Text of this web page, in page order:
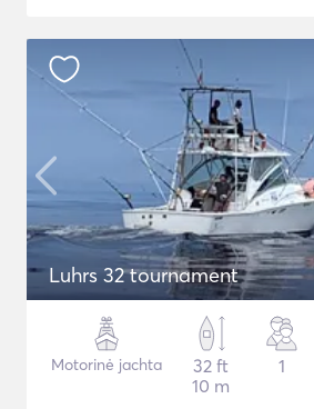
Luhrs 32 tournament
Motorinė jachta
32 ft
10 m
1